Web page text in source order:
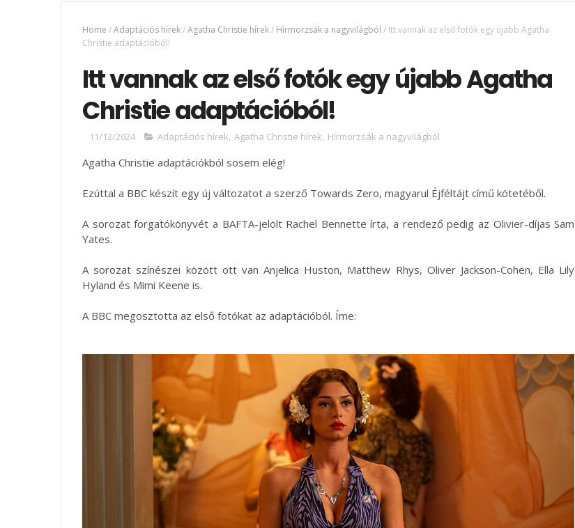
Home /Adaptációs hírek/Agatha Christie hírek/ Hírmorzsák a nagyvilágból / Itt vannak az első fotók egy újabb Agatha
Christie adaptációból!
Itt vannak az első fotók egy újabb Agatha
Christie adaptációból!
11/12/2024 Adaptációs hírek, Agatha Christie hírek, Hírmorzsák a nagyvilágból
Agatha Christie adaptációkból sosem elég!
Ezúttal a BBC készít egy új változatot a szerző Towards Zero, magyarul Éjféltájt című kötetéből.
A sorozat forgatókönyvét a BAFTA-jelölt Rachel Bennette írta, a rendező pedig az Olivier-díjas Sam
Yates.
A sorozat színészei között ott van Anjelica Huston, Matthew Rhys, Oliver Jackson-Cohen, Ella Lily
Hyland és Mimi Keene is.
A BBC megosztotta az első fotókat az adaptációból. Íme: